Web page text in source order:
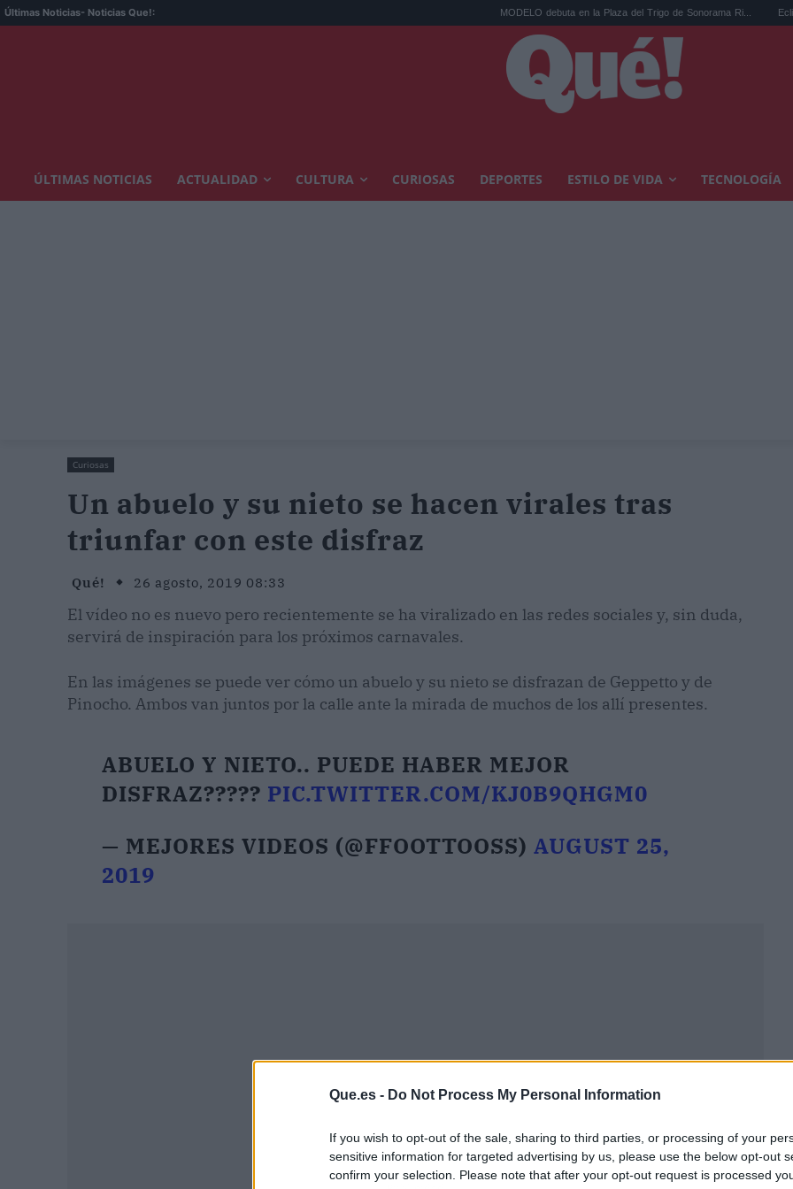
Que.es - Do Not Process My Personal Information
If you wish to opt-out of the sale, sharing to third parties, or processing of your
sensitive information for targeted advertising by us, please use the below opt-out
confirm your selection. Please note that after your opt-out request is processed
Últimas Noticias- Noticias Que!: MODELO debuta en la Plaza del Trigo de Sonorama Ri... Eclipse
ÚLTIMAS NOTICIAS ACTUALIDAD CULTURA CURIOSAS DEPORTES ESTILO DE VIDA TECNOLOGÍA
Curiosas
Un abuelo y su nieto se hacen virales tras
triunfar con este disfraz
Qué! 26 agosto, 2019 08:33
El vídeo no es nuevo pero recientemente se ha viralizado en las redes sociales y, sin duda,
servirá de inspiración para los próximos carnavales.
En las imágenes se puede ver cómo un abuelo y su nieto se disfrazan de Geppetto y de
Pinocho. Ambos van juntos por la calle ante la mirada de muchos de los allí presentes.
ABUELO Y NIETO.. PUEDE HABER MEJOR
DISFRAZ????? PIC.TWITTER.COM/KJ0B9QHGM0
— MEJORES VIDEOS (@FFOOTTOOSS)AUGUST 25,
2019